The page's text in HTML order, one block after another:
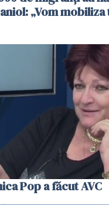
„Vom mobiliza
Pop a făcut AVC